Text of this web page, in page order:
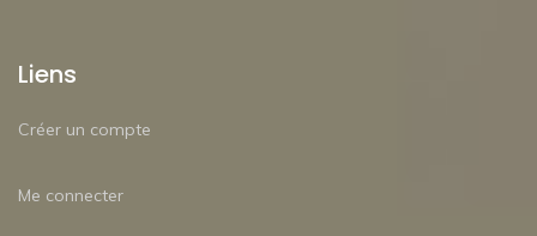
Liens
Créer un compte
Me connecter